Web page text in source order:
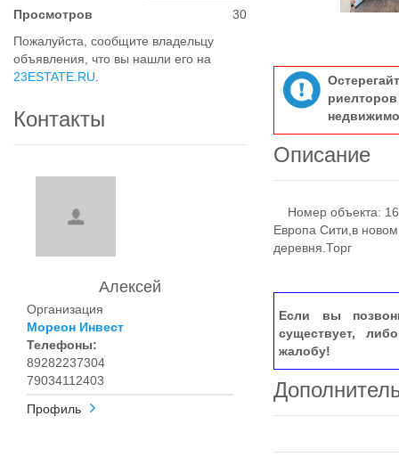
Просмотров
30
Пожалуйста, сообщите владельцу
объявления, что вы нашли его на
23ESTATE.RU
Контакты
Алексей
Организация
Мореон Инвест
Телефоны:
89282237304
79034112403
Профиль
Описание
Номер объекта:
Европа Сити,в
деревня.Торг
Если вы
существует,
жалобу!